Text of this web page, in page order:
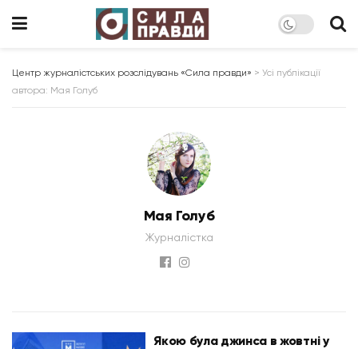
Центр журналістських розслідувань «Сила правди» > Усі публікації
автора: Мая Голуб
Мая Голуб
Журналістка
Якою була джинса в жовтні у